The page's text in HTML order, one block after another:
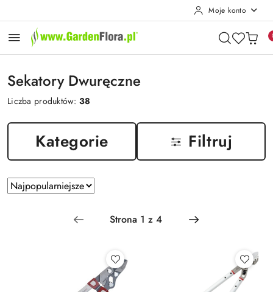
Moje konto
Sekatory Dwuręczne
Liczba produktów:38
Kategorie Filtruj
Zastosowano
sortowanie:
Najpopularniejsze.
Sortuj
według